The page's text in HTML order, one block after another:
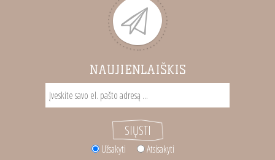
NAUJIENLAIŠKIS
Užsakyti Atsisakyti